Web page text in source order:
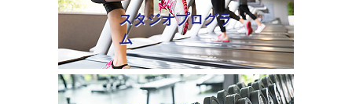
スタジオプログラ
ム